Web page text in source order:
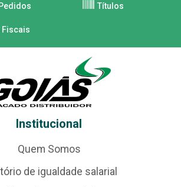
Títulos
Fiscais
Institucional
Quem Somos
de igualdade salarial